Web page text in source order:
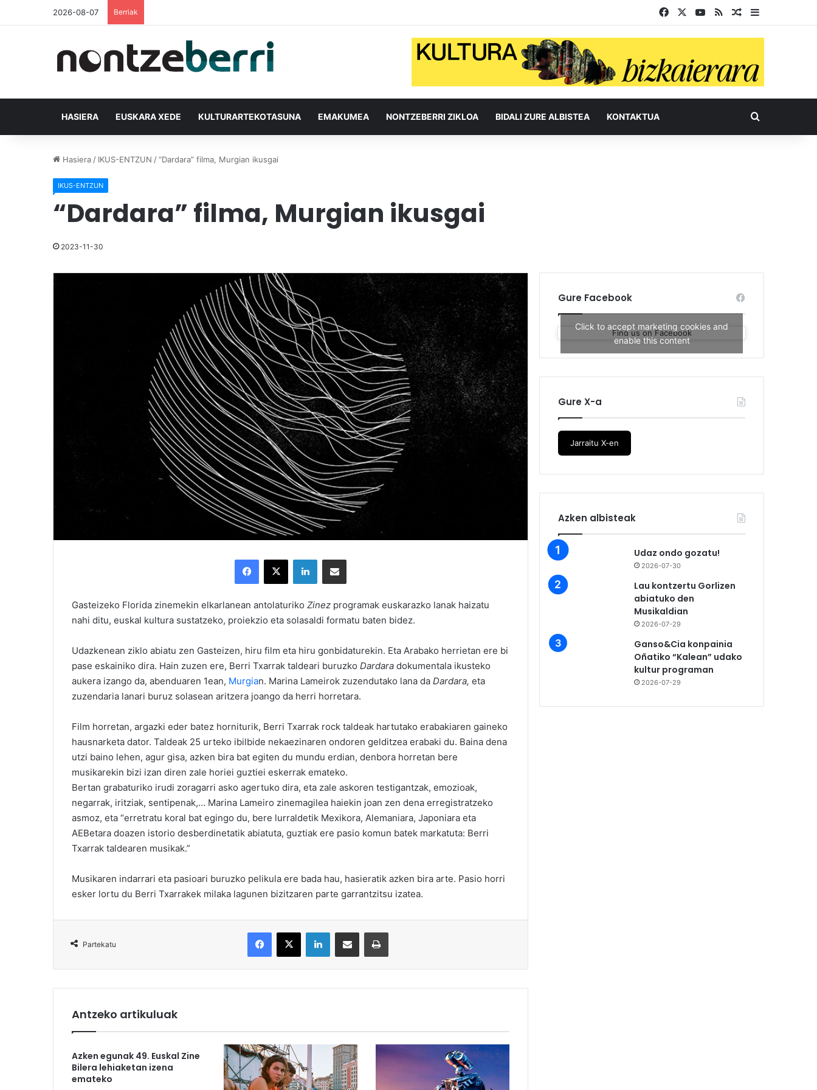
2026-08-07 Berriak Facebook YouTube
RSS Ausazko
HASIERA EUSKARA XEDE KULTURARTEKOTASUNA EMAKUMEA NONTZEBERRI ZIKLOA BIDALI ZURE ALBISTEA KONTAKTUA Bilatu
Hasiera / IKUS-ENTZUN /“Dardara” filma, Murgian ikusgai
IKUS-ENTZUN
“Dardara” filma, Murgian ikusgai
2023-11-30
Gasteizeko Florida zinemekin elkarlanean antolaturiko Zinez programak euskarazko lanak haizatu
nahi ditu, euskal kultura sustatzeko, proiekzio eta solasaldi formatu baten bidez.
Udazkenean ziklo abiatu zen Gasteizen, hiru film eta hiru gonbidaturekin. Eta Arabako herrietan ere bi
pase eskainiko dira. Hain zuzen ere, Berri Txarrak taldeari buruzko Dardara dokumentala ikusteko
aukera izango da, abenduaren 1ean, Murgian. Marina Lameirok zuzendutako lana da Dardara, eta
zuzendaria lanari buruz solasean aritzera joango da herri horretara.
Film horretan, argazki eder batez horniturik, Berri Txarrak rock taldeak hartutako erabakiaren gaineko
hausnarketa dator. Taldeak 25 urteko ibilbide nekaezinaren ondoren gelditzea erabaki du. Baina dena
utzi baino lehen, agur gisa, azken bira bat egiten du mundu erdian, denbora horretan bere
musikarekin bizi izan diren zale horiei guztiei eskerrak emateko.
Bertan grabaturiko irudi zoragarri asko agertuko dira, eta zale askoren testigantzak, emozioak,
negarrak, iritziak, sentipenak,… Marina Lameiro zinemagilea haiekin joan zen dena erregistratzeko
asmoz, eta “erretratu koral bat egingo du, bere lurraldetik Mexikora, Alemaniara, Japoniara eta
AEBetara doazen istorio desberdinetatik abiatuta, guztiak ere pasio komun batek markatuta: Berri
Txarrak taldearen musikak.”
Musikaren indarrari eta pasioari buruzko pelikula ere bada hau, hasieratik azken bira arte. Pasio horri
esker lortu du Berri Txarrakek milaka lagunen bizitzaren parte garrantzitsu izatea.
Partekatu
Antzeko artikuluak
Azken egunak 49. Euskal Zine
Bilera lehiaketan izena
emateko
Gure Facebook
Find us on Facebook
Click to accept marketing cookies and
enable this content
Gure X-a
Jarraitu X-en
Azken albisteak
Udaz ondo gozatu!
2026-07-30
Lau kontzertu Gorlizen
abiatuko den
Musikaldian
2026-07-29
Ganso&Cia konpainia
Oñatiko “Kalean” udako
kultur programan
2026-07-29